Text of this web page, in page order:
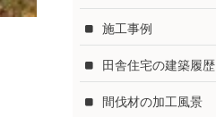
施工事例
田舎住宅の建築履歴
間伐材の加工風景